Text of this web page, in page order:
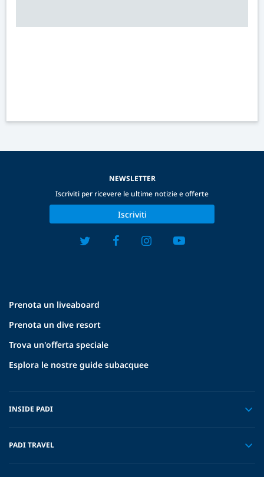
Prenota un liveaboard
Prenota un dive resort
Trova un'offerta speciale
Esplora le nostre guide subacquee
INSIDE PADI
PADI TRAVEL
NEWSLETTER
Iscriviti per ricevere le ultime notizie e offerte
Iscriviti